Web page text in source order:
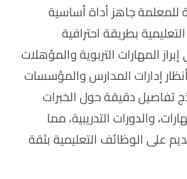
للمعلمة جاهز أداة أساسية
بطريقة احترافية
المهارات التربوية والمؤهلات
إدارات المدارس والمؤسسات
تفاصيل دقيقة حول الخبرات
والدورات التدريبية، مما
على الوظائف التعليمية بثقة